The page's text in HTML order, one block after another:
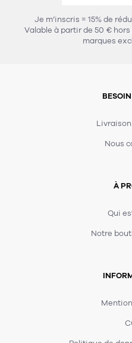
Je m’inscris = 15% de
Valable à partir de 50 €
marques
Nous
À
Qui
Notre